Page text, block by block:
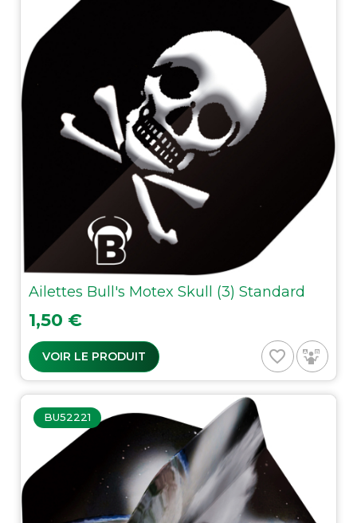
Ailettes Bull's Motex Skull (3) Standard
Prix
1,50 €
VOIR LE PRODUIT favorite_border
BU52221